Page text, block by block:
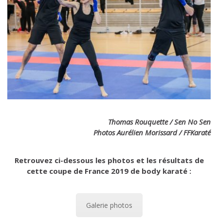
Thomas Rouquette / Sen No Sen
Photos Aurélien Morissard / FFKaraté
Retrouvez ci-dessous les photos et les résultats de
cette coupe de France 2019 de body karaté :
Galerie photos